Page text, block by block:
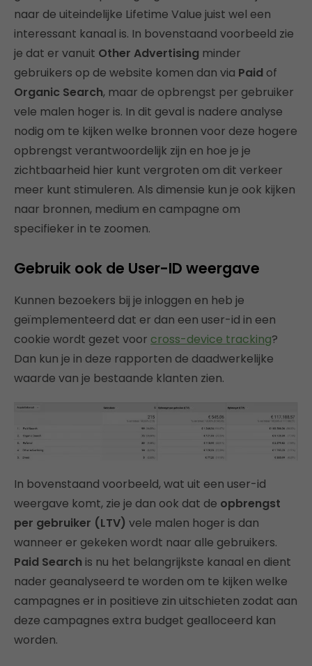
naar de uiteindelijke Lifetime Value juist wel een
interessant kanaal is. In bovenstaand voorbeeld zie
je dat er vanuit Other Advertising minder
gebruikers op de website komen dan via Paid of
Organic Search, maar de opbrengst per gebruiker
vele malen hoger is. In dit geval is nadere analyse
nodig om te kijken welke bronnen voor deze hogere
opbrengst verantwoordelijk zijn en hoe je je
zichtbaarheid hier kunt vergroten om dit verkeer
meer kunt stimuleren. Als dimensie kun je ook kijken
naar bronnen, medium en campagne om
specifieker in te zoomen.
Gebruik ook de User-ID weergave
Kunnen bezoekers bij je inloggen en heb je
geïmplementeerd dat er dan een user-id in een
cookie wordt gezet voor cross-device tracking?
Dan kun je in deze rapporten de daadwerkelijke
waarde van je bestaande klanten zien.
In bovenstaand voorbeeld, wat uit een user-id
weergave komt, zie je dan ook dat de opbrengst
per gebruiker (LTV) vele malen hoger is dan
wanneer er gekeken wordt naar alle gebruikers.
Paid Search is nu het belangrijkste kanaal en dient
nader geanalyseerd te worden om te kijken welke
campagnes er in positieve zin uitschieten zodat aan
deze campagnes extra budget gealloceerd kan
worden.